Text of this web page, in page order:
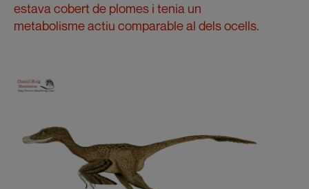
estava cobert de plomes i tenia un
metabolisme actiu comparable al dels ocells.